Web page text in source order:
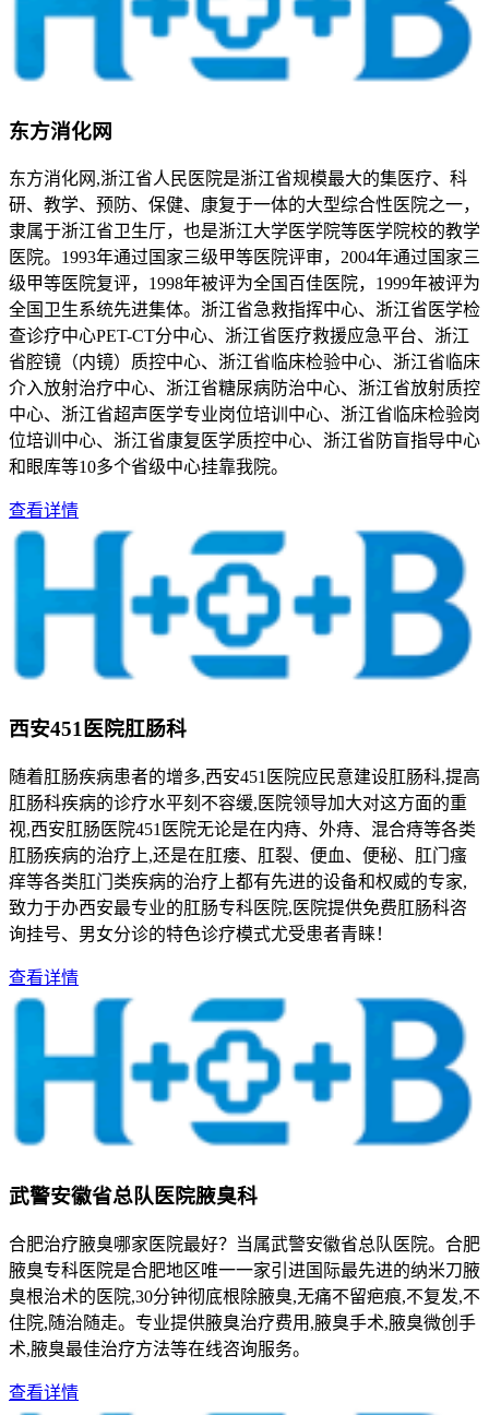
东方消化网
东方消化网,浙江省人民医院是浙江省规模最大的集医疗、科
研、教学、预防、保健、康复于一体的大型综合性医院之一，
隶属于浙江省卫生厅，也是浙江大学医学院等医学院校的教学
医院。1993年通过国家三级甲等医院评审，2004年通过国家三
级甲等医院复评，1998年被评为全国百佳医院，1999年被评为
全国卫生系统先进集体。浙江省急救指挥中心、浙江省医学检
查诊疗中心PET-CT分中心、浙江省医疗救援应急平台、浙江
省腔镜（内镜）质控中心、浙江省临床检验中心、浙江省临床
介入放射治疗中心、浙江省糖尿病防治中心、浙江省放射质控
中心、浙江省超声医学专业岗位培训中心、浙江省临床检验岗
位培训中心、浙江省康复医学质控中心、浙江省防盲指导中心
和眼库等10多个省级中心挂靠我院。
查看详情
西安451医院肛肠科
随着肛肠疾病患者的增多,西安451医院应民意建设肛肠科,提高
肛肠科疾病的诊疗水平刻不容缓,医院领导加大对这方面的重
视,西安肛肠医院451医院无论是在内痔、外痔、混合痔等各类
肛肠疾病的治疗上,还是在肛瘘、肛裂、便血、便秘、肛门瘙
痒等各类肛门类疾病的治疗上都有先进的设备和权威的专家,
致力于办西安最专业的肛肠专科医院,医院提供免费肛肠科咨
询挂号、男女分诊的特色诊疗模式尤受患者青睐！
查看详情
武警安徽省总队医院腋臭科
合肥治疗腋臭哪家医院最好？当属武警安徽省总队医院。合肥
腋臭专科医院是合肥地区唯一一家引进国际最先进的纳米刀腋
臭根治术的医院,30分钟彻底根除腋臭,无痛不留疤痕,不复发,不
住院,随治随走。专业提供腋臭治疗费用,腋臭手术,腋臭微创手
术,腋臭最佳治疗方法等在线咨询服务。
查看详情